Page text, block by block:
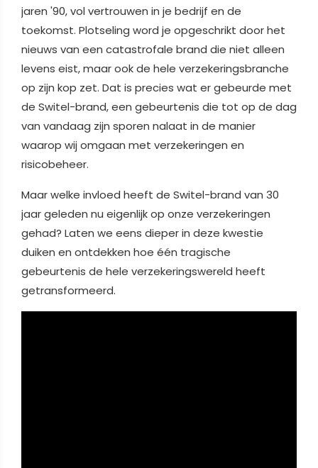
jaren '90, vol vertrouwen in je bedrijf en de
toekomst. Plotseling word je opgeschrikt door het
nieuws van een catastrofale brand die niet alleen
levens eist, maar ook de hele verzekeringsbranche
op zijn kop zet. Dat is precies wat er gebeurde met
de Switel-brand, een gebeurtenis die tot op de dag
van vandaag zijn sporen nalaat in de manier
waarop wij omgaan met verzekeringen en
risicobeheer.
Maar welke invloed heeft de Switel-brand van 30
jaar geleden nu eigenlijk op onze verzekeringen
gehad? Laten we eens dieper in deze kwestie
duiken en ontdekken hoe één tragische
gebeurtenis de hele verzekeringswereld heeft
getransformeerd.